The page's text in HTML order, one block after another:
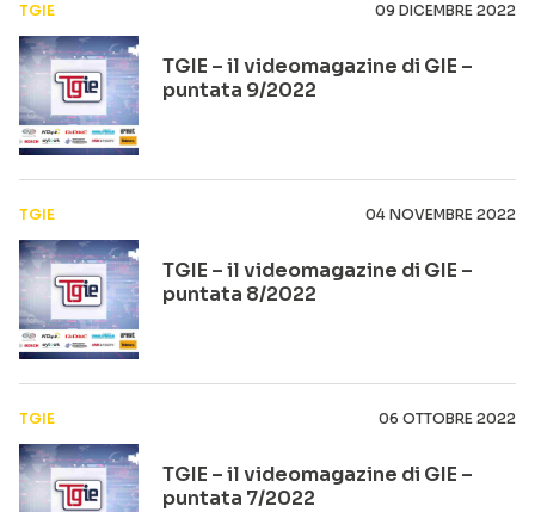
TGIE 09 DICEMBRE 2022
TGIE – il videomagazine di GIE –
puntata 9/2022
TGIE 04 NOVEMBRE 2022
TGIE – il videomagazine di GIE –
puntata 8/2022
TGIE 06 OTTOBRE 2022
TGIE – il videomagazine di GIE –
puntata 7/2022